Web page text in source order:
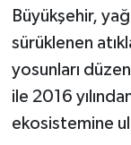
Büyükşehir,
sürüklenen
yosunları
ile 2016
ekosistemine